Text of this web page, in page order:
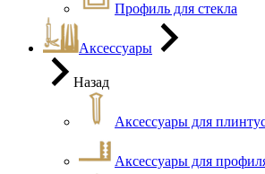
Профиль для стекла
Аксессуары
Назад
Аксессуары для
Аксессуары для